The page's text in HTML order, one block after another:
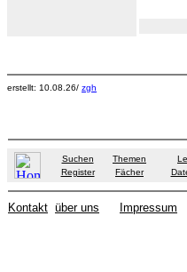
erstellt: 10.08.26/ zgh
Suchen Themen
Register
Fächer
Kontakt über uns Impressum